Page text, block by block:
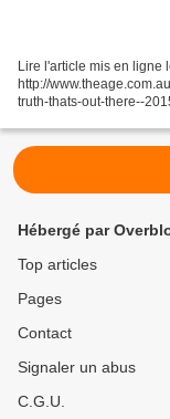
Lire l'article mis en ligne
http://
truth-thats-out-there--
convention-seeking-the-
Hébergé par
Top articles
Pages
Contact
Signaler un abus
C.G.U.